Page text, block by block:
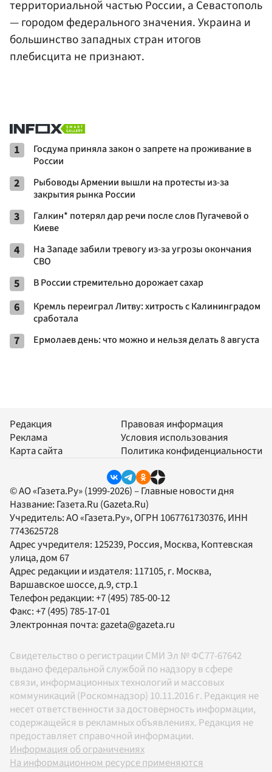
территориальной частью России, а Севастополь
— городом федерального значения. Украина и
большинство западных стран итогов
плебисцита не признают.
1
Госдума приняла закон о запрете на проживание в
России
2
Рыбоводы Армении вышли на протесты из-за
закрытия рынка России
3
Галкин* потерял дар речи после слов Пугачевой о
Киеве
4
На Западе забили тревогу из-за угрозы окончания
СВО
5 В России стремительно дорожает сахар
6
Кремль переиграл Литву: хитрость с Калининградом
сработала
7 Ермолаев день: что можно и нельзя делать 8 августа
Редакция
Реклама
Карта сайта
Правовая информация
Условия использования
Политика конфиденциальности
© АО «Газета.Ру» (1999-2026) – Главные новости дня
Название: Газета.Ru (Gazeta.Ru)
Учредитель:АО «Газета.Ру», ОГРН 1067761730376, ИНН
7743625728
Адрес учредителя: 125239, Россия, Москва, Коптевская
улица, дом 67
Адрес редакции и издателя: 117105, г. Москва,
Варшавское шоссе, д.9, стр.1
Телефон редакции:+7 (495) 785-00-12
Факс:+7 (495) 785-17-01
Электронная почта:gazeta@gazeta.ru
Свидетельство о регистрации СМИ Эл № ФС77-67642
выдано федеральной службой по надзору в сфере
связи, информационных технологий и массовых
коммуникаций (Роскомнадзор) 10.11.2016 г. Редакция не
несет ответственности за достоверность информации,
содержащейся в рекламных объявлениях. Редакция не
предоставляет справочной информации.
Информация об ограничениях
На информационном ресурсе применяются